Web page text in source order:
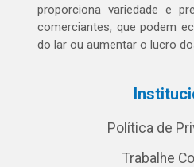
proporciona variedade e
comerciantes, que podem
do lar ou aumentar o lucro
Política de
Trabalhe